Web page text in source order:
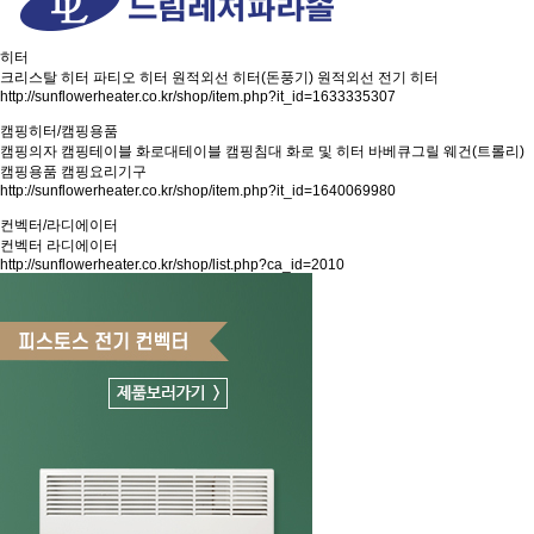
히터
크리스탈 히터 파티오 히터 원적외선 히터(돈풍기) 원적외선 전기 히터
http://sunflowerheater.co.kr/shop/item.php?it_id=1633335307
캠핑히터/캠핑용품
캠핑의자 캠핑테이블 화로대테이블 캠핑침대 화로 및 히터 바베큐그릴 웨건(트롤리)
캠핑용품 캠핑요리기구
http://sunflowerheater.co.kr/shop/item.php?it_id=1640069980
컨벡터/라디에이터
컨벡터 라디에이터
http://sunflowerheater.co.kr/shop/list.php?ca_id=2010